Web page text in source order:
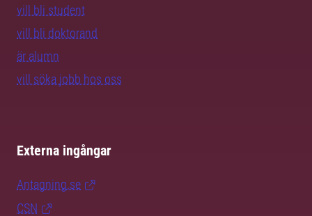
vill bli student
vill bli doktorand
är alumn
vill söka jobb hos oss
Externa ingångar
Antagning.se
CSN